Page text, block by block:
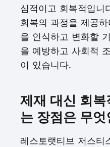
심적이고 회복적입니
회복의 과정을 제공
을 인식하고 변화할
을 예방하고 사회적
이 있습니다.
제재 대신 회
는 장점은 무
레스토랫티브 저스티